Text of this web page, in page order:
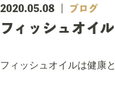
2020.05.08 ブログ
フィッシュオイ
フィッシュオイルは健康